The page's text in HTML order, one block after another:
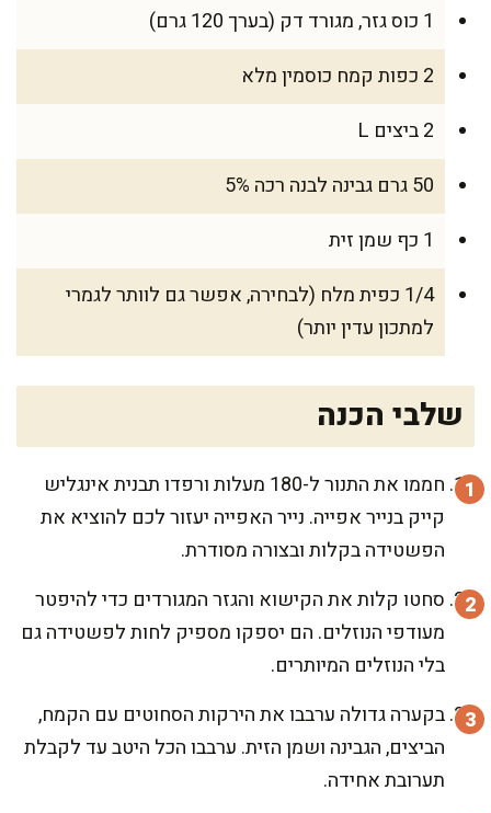
1 כוס גזר, מגורד דק (בערך 120 גרם)
2 כפות קמח כוסמין מלא
2 ביצים L
50 גרם גבינה לבנה רכה 5%
1 כף שמן זית
1/4 כפית מלח (לבחירה, אפשר גם לוותר לגמרי
למתכון עדין יותר)
שלבי הכנה
חממו את התנור ל-180 מעלות ורפדו תבנית אינגליש
קייק בנייר אפייה. נייר האפייה יעזור לכם להוציא את
הפשטידה בקלות ובצורה מסודרת.
סחטו קלות את הקישוא והגזר המגורדים כדי להיפטר
מעודפי הנוזלים. הם יספקו מספיק לחות לפשטידה גם
בלי הנוזלים המיותרים.
בקערה גדולה ערבבו את הירקות הסחוטים עם הקמח,
הביצים, הגבינה ושמן הזית. ערבבו הכל היטב עד לקבלת
תערובת אחידה.